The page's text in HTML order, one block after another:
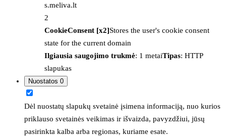
s.meliva.lt
2
CookieConsent [x2]Stores the user's cookie consent
state for the current domain
Ilgiausia saugojimo trukmė: 1 metaiTipas: HTTP
slapukas
Nuostatos 0
Dėl nuostatų slapukų svetainė įsimena informaciją, nuo kurios
priklauso svetainės veikimas ir išvaizda, pavyzdžiui, jūsų
pasirinkta kalba arba regionas, kuriame esate.